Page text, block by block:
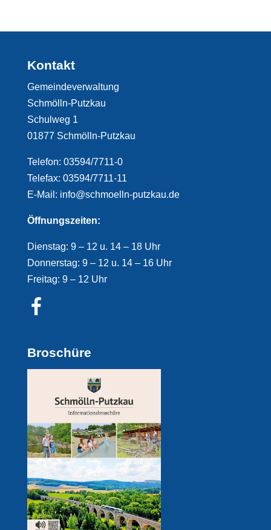
Kontakt
Gemeindeverwaltung
Schmölln-Putzkau
Schulweg 1
01877 Schmölln-Putzkau
Telefon: 03594/7711-0
Telefax: 03594/7711-11
E-Mail: info@schmoelln-putzkau.de
Öffnungszeiten:
Dienstag: 9 – 12 u. 14 – 18 Uhr
Donnerstag: 9 – 12 u. 14 – 16 Uhr
Freitag: 9 – 12 Uhr
Broschüre